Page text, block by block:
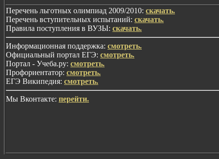
Перечень льготных олимпиад 2009/2010: скачать.
Перечень вступительных испытаний: скачать.
Правила поступления в ВУЗЫ: скачать.
Информационная поддержка: смотреть.
Официальный портал ЕГЭ: смотреть.
Портал - Учеба.ру: смотреть.
Профориентатор: смотреть.
ЕГЭ Википедия: смотреть.
Мы Вконтакте: перейти.